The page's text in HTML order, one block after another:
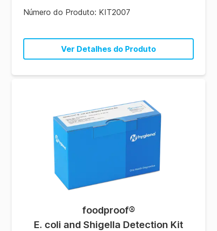
Número do Produto: KIT2007
Ver Detalhes do Produto
foodproof®
E. coli and Shigella Detection Kit